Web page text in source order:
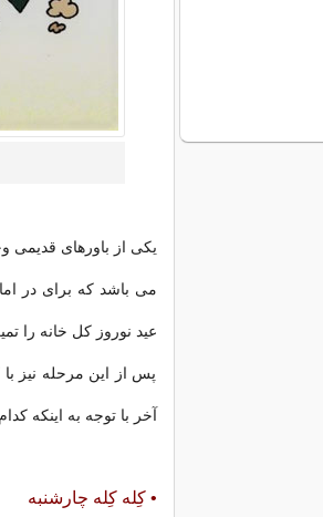
یکی از باورهای قدیمی
می باشد که برای در
عید نوروز کل خانه را
پس از این مرحله نیز
آخر با توجه به اینکه
• کِله کِله چارشنبه